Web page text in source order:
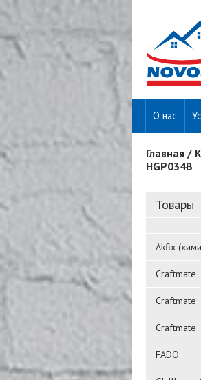
О нас
Вы
Главная /
HGP034B
Товары
Akfix
Craftmate
Craftmate
Craftmate
FADO